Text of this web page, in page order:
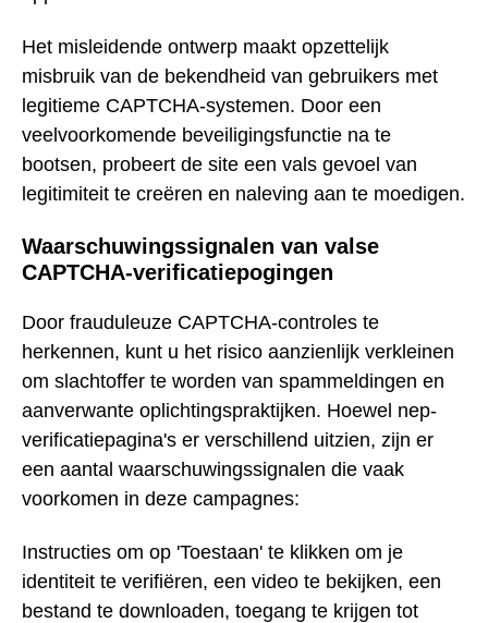
Het misleidende ontwerp maakt opzettelijk
misbruik van de bekendheid van gebruikers met
legitieme CAPTCHA-systemen. Door een
veelvoorkomende beveiligingsfunctie na te
bootsen, probeert de site een vals gevoel van
legitimiteit te creëren en naleving aan te moedigen.
Waarschuwingssignalen van valse
CAPTCHA-verificatiepogingen
Door frauduleuze CAPTCHA-controles te
herkennen, kunt u het risico aanzienlijk verkleinen
om slachtoffer te worden van spammeldingen en
aanverwante oplichtingspraktijken. Hoewel nep-
verificatiepagina's er verschillend uitzien, zijn er
een aantal waarschuwingssignalen die vaak
voorkomen in deze campagnes:
Instructies om op 'Toestaan' te klikken om je
identiteit te verifiëren, een video te bekijken, een
bestand te downloaden, toegang te krijgen tot